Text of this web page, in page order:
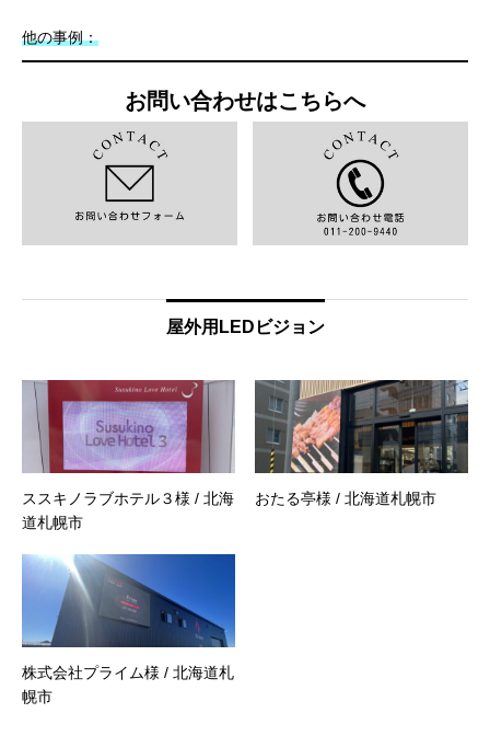
他の事例：
お問い合わせはこちらへ
屋外用LEDビジョン
ススキノラブホテル３様 / 北海
道札幌市
おたる亭様 / 北海道札幌市
株式会社プライム様 / 北海道札
幌市